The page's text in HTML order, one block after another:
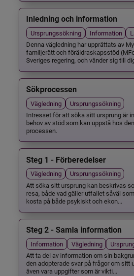
Inledning och information
Ursprungssökning Information
Denna vägledning har upprättats av
familjerätt och föräldraskapsstöd
Sveriges regering, och vänder sig till
Sökprocessen
Vägledning
Ursprungssökning
Intresset för att söka sitt ursprung är
behov av stöd som kan uppstå hos
processen.
Steg 1 - Förberedelser
Vägledning
Ursprungssökning
Att söka sitt ursprung kan beskrivas
resa, både vad gäller utfallet såväl
kosta på både psykiskt och ekon...
Steg 2 - Samla information
Information Vägledning
Att ta del av information om sin
den adopterade svar på frågor om sitt
även vara uppgifter som är vikti...